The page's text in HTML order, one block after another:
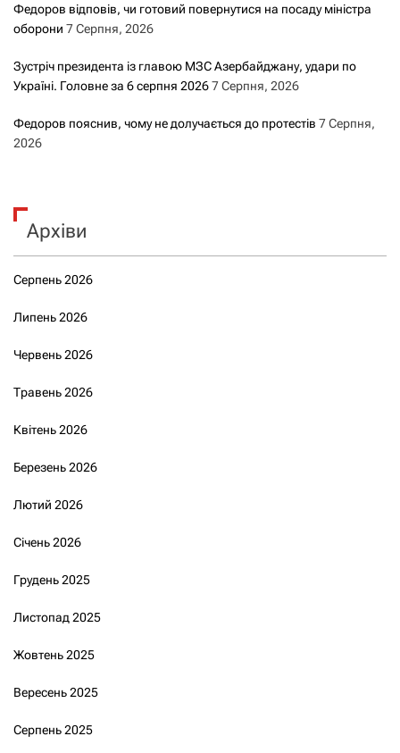
Федоров відповів, чи готовий повернутися на посаду міністра
оборони 7 Серпня, 2026
Зустріч президента із главою МЗС Азербайджану, удари по
Україні. Головне за 6 серпня 20267 Серпня, 2026
Федоров пояснив, чому не долучається до протестів 7 Серпня,
2026
Архіви
Серпень 2026
Липень 2026
Червень 2026
Травень 2026
Квітень 2026
Березень 2026
Лютий 2026
Січень 2026
Грудень 2025
Листопад 2025
Жовтень 2025
Вересень 2025
Серпень 2025